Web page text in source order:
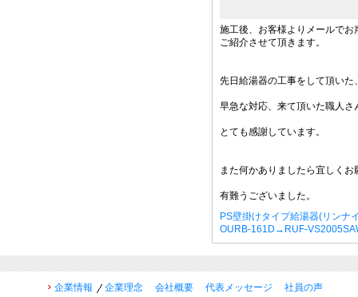
施工後、お客様よりメールでお
ご紹介させて頂きます。
先日給湯器の工事をして頂いた
早急な対応、来て頂いた職人さ
とても感謝しています。
また何かありましたら宜しくお
有難うございました。
PS壁掛けタイプ給湯器(リンナ
OURB-161D→RUF-
企業情報 企業理念 会社概要 代表メッセージ 社員の声